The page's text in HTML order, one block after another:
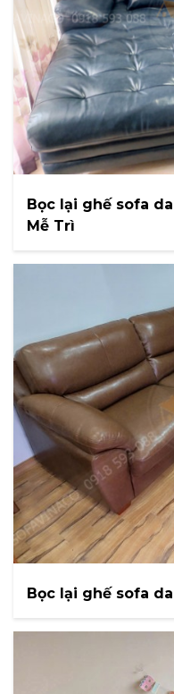
Bọc lại ghế sofa
Mễ Trì
Bọc lại ghế sofa